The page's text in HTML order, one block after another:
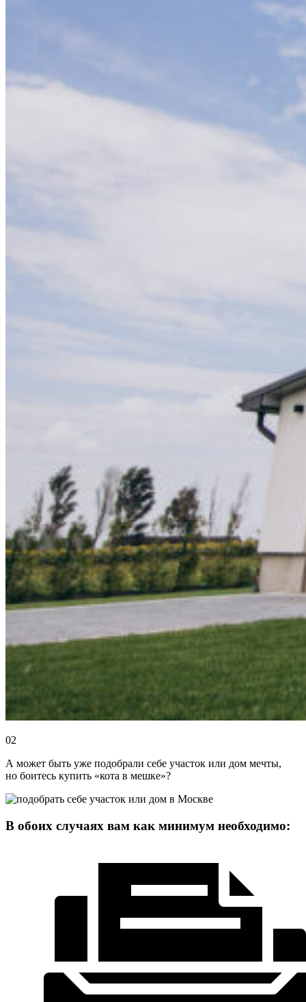
02
А может быть уже подобрали себе участок или дом мечты,
но боитесь купить «кота в мешке»?
В обоих случаях вам как минимум необходимо: